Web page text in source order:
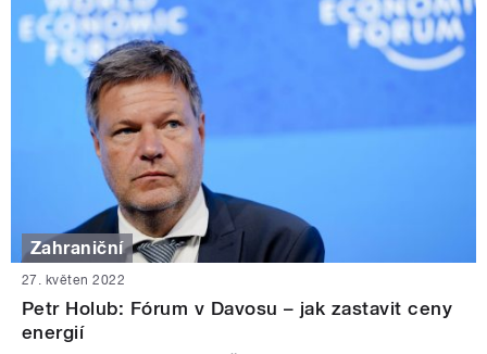
Zahraniční
27. květen 2022
Petr Holub: Fórum v Davosu – jak zastavit ceny
energií